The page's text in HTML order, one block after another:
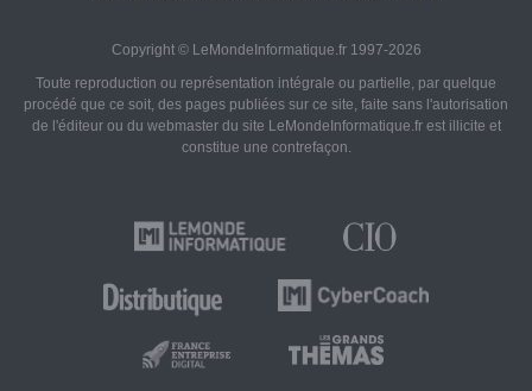
Copyright © LeMondeInformatique.fr 1997-2026
Toute reproduction ou représentation intégrale ou partielle, par quelque
procédé que ce soit, des pages publiées sur ce site, faite sans l'autorisation
de l'éditeur ou du webmaster du site LeMondeInformatique.fr est illicite et
constitue une contrefaçon.